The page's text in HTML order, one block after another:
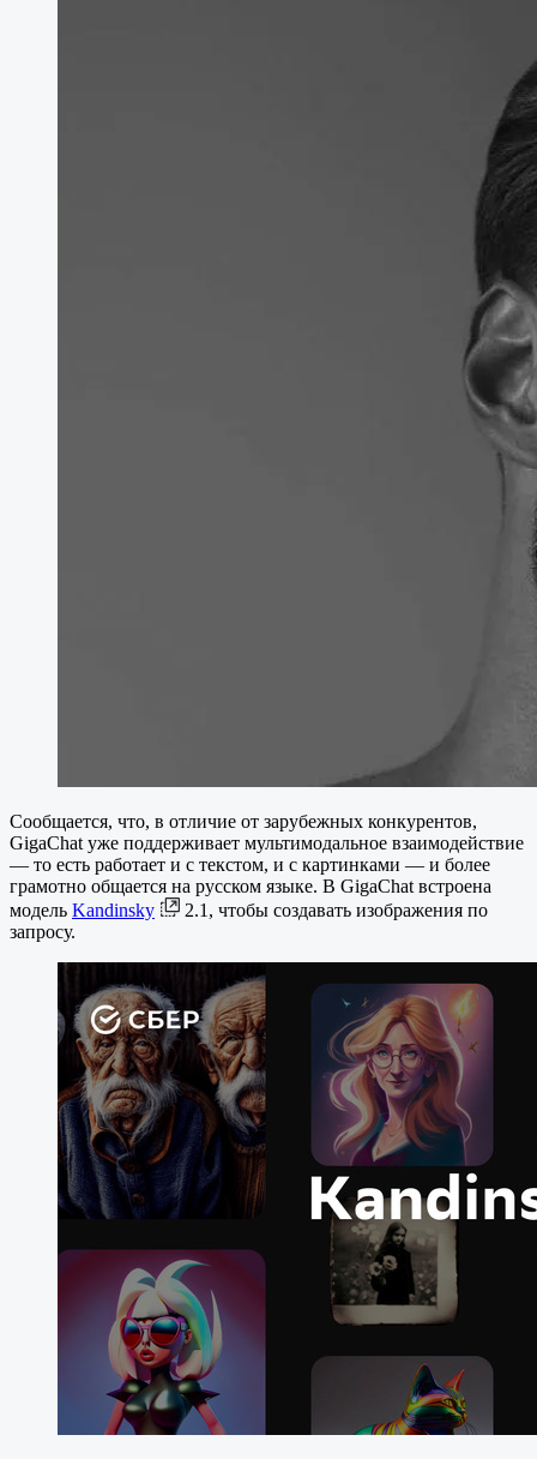
Сообщается, что, в отличие от зарубежных конкурентов,
GigaChat уже поддерживает мультимодальное взаимодействие
— то есть работает и с текстом, и с картинками — и более
грамотно общается на русском языке. В GigaChat встроена
модель Kandinsky
2.1, чтобы создавать изображения по
запросу.